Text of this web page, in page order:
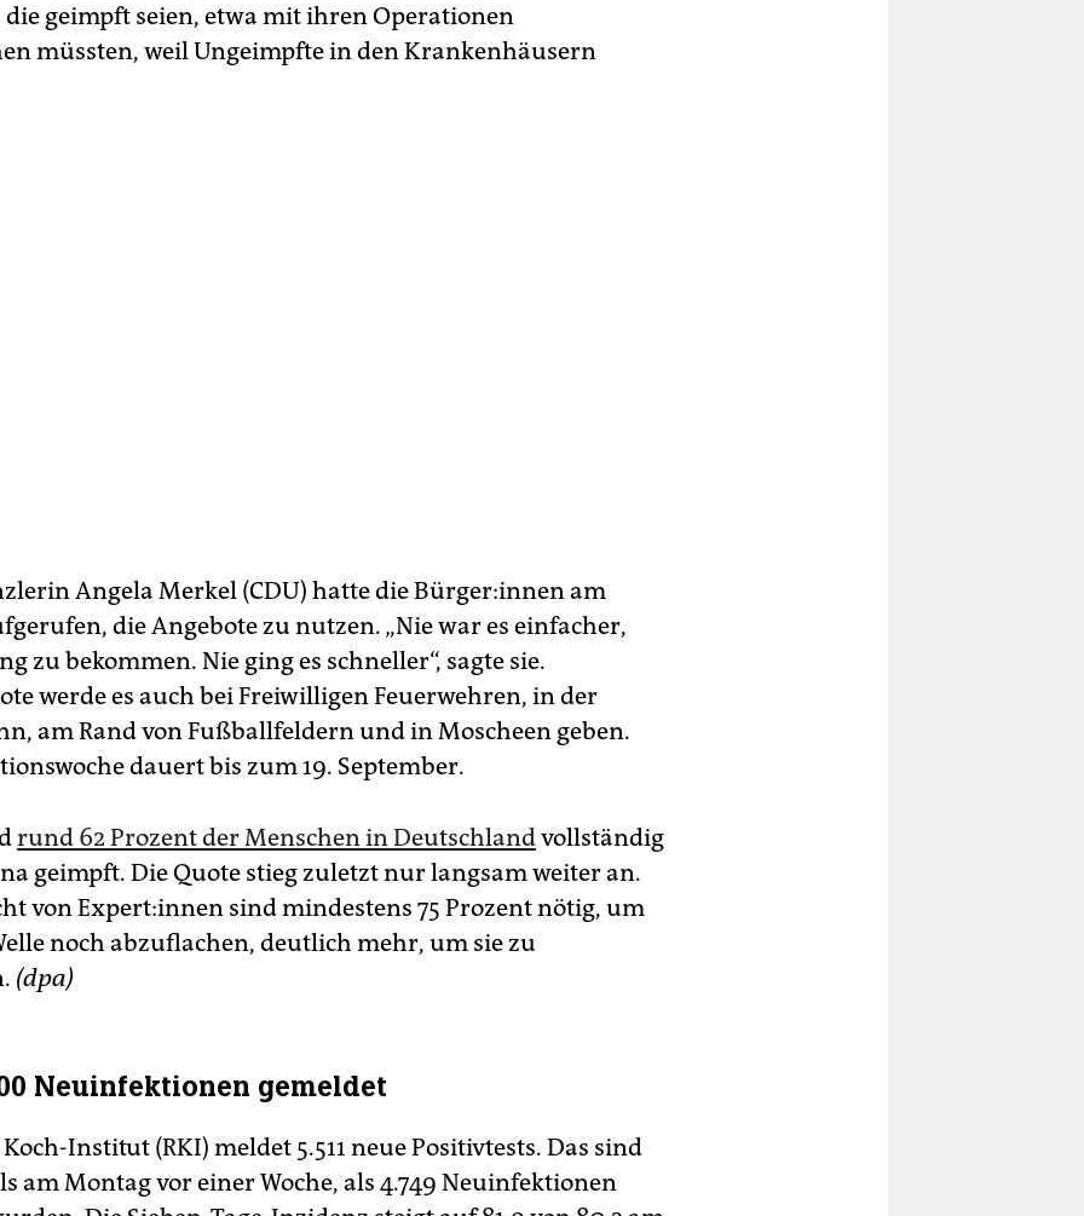
geimpft seien, etwa mit ihren Operationen
müssten, weil Ungeimpfte in den Krankenhäusern
Angela Merkel (CDU) hatte die Bür­ge­r:in­nen am
die Angebote zu nutzen. „Nie war es einfacher,
zu bekommen. Nie ging es schneller“, sagte sie.
werde es auch bei Freiwilligen Feuerwehren, in der
am Rand von Fußballfeldern und in Moscheen geben.
dauert bis zum 19. September.
rund 62 Prozent der Menschen in Deutschlandvollständig
geimpft. Die Quote stieg zuletzt nur langsam weiter an.
von Ex­per­t:in­nen sind mindestens 75 Prozent nötig, um
noch abzuflachen, deutlich mehr, um sie zu
(dpa)
Neuinfektionen gemeldet
Institut (RKI) meldet 5.511 neue Positivtests. Das sind
am Montag vor einer Woche, als 4.749 Neuinfektionen